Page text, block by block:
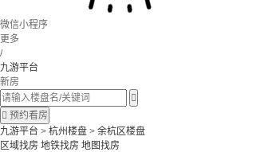
微信小程序
更多
/
九游平台
新房

 预约看房
九游平台 > 杭州楼盘 > 余杭区楼盘
区域找房 地铁找房 地图找房